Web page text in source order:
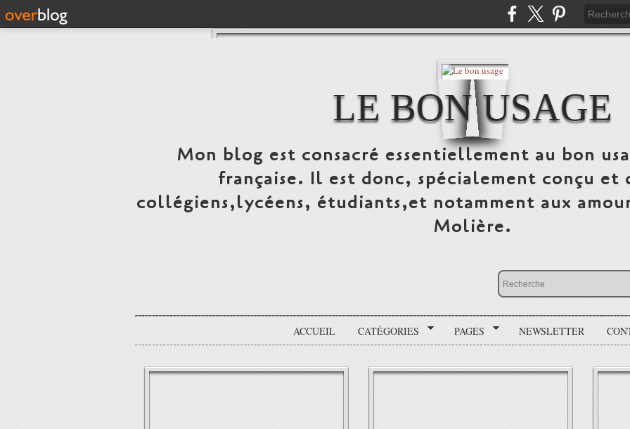
LE BON USAGE
Mon blog est consacré essentiellement au bon
française. Il est donc, spécialement conçu et
collégiens,lycéens, étudiants,et notamment aux
Molière.
ACCUEIL CATÉGORIES PAGES NEWSLETTER